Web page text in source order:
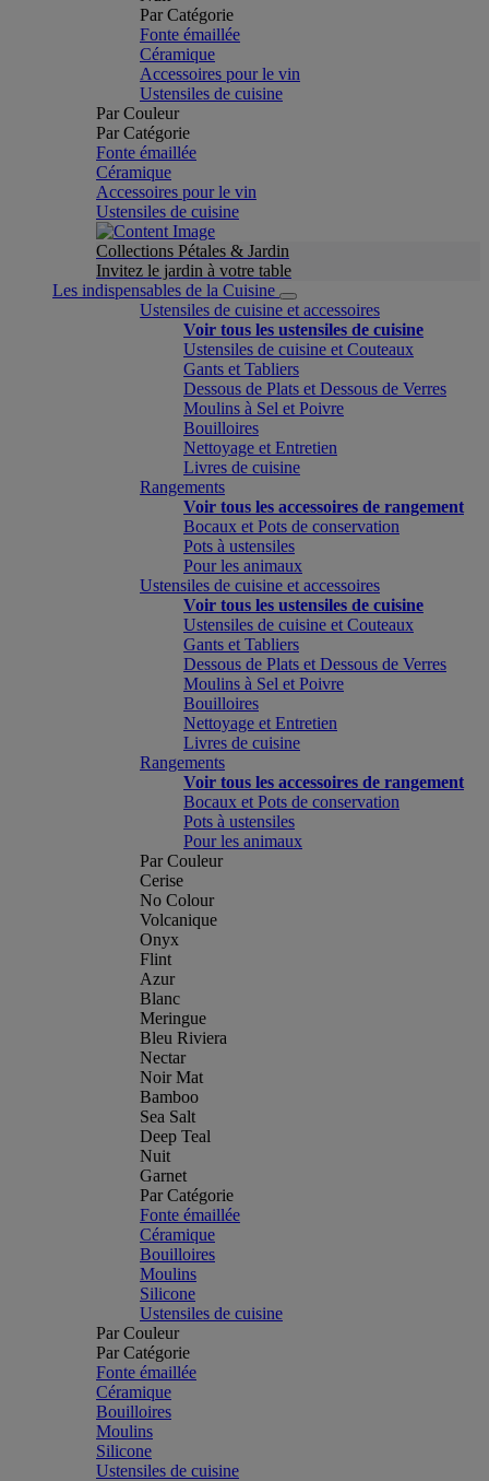
Par Catégorie
Fonte émaillée
Céramique
Accessoires pour le vin
Ustensiles de cuisine
Par Couleur
Par Catégorie
Fonte émaillée
Céramique
Accessoires pour le vin
Ustensiles de cuisine
Collections Pétales & Jardin
Invitez le jardin à votre table
Les indispensables de la Cuisine
Ustensiles de cuisine et accessoires
Voir tous les ustensiles de cuisine
Ustensiles de cuisine et Couteaux
Gants et Tabliers
Dessous de Plats et Dessous de Verres
Moulins à Sel et Poivre
Bouilloires
Nettoyage et Entretien
Livres de cuisine
Rangements
Voir tous les accessoires de rangement
Bocaux et Pots de conservation
Pots à ustensiles
Pour les animaux
Ustensiles de cuisine et accessoires
Voir tous les ustensiles de cuisine
Ustensiles de cuisine et Couteaux
Gants et Tabliers
Dessous de Plats et Dessous de Verres
Moulins à Sel et Poivre
Bouilloires
Nettoyage et Entretien
Livres de cuisine
Rangements
Voir tous les accessoires de rangement
Bocaux et Pots de conservation
Pots à ustensiles
Pour les animaux
Par Couleur
Cerise
No Colour
Volcanique
Onyx
Flint
Azur
Blanc
Meringue
Bleu Riviera
Nectar
Noir Mat
Bamboo
Sea Salt
Deep Teal
Nuit
Garnet
Par Catégorie
Fonte émaillée
Céramique
Bouilloires
Moulins
Silicone
Ustensiles de cuisine
Par Couleur
Par Catégorie
Fonte émaillée
Céramique
Bouilloires
Moulins
Silicone
Ustensiles de cuisine